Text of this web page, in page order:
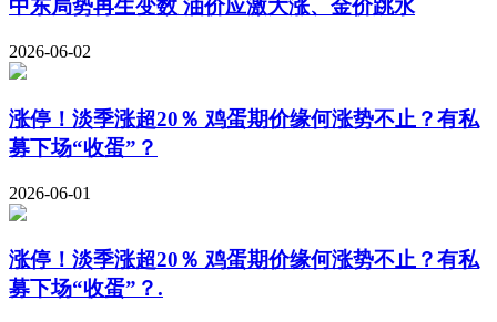
中东局势再生变数 油价应激大涨、金价跳水
2026-06-02
涨停！淡季涨超20％ 鸡蛋期价缘何涨势不止？有私
募下场“收蛋”？
2026-06-01
涨停！淡季涨超20％ 鸡蛋期价缘何涨势不止？有私
募下场“收蛋”？.